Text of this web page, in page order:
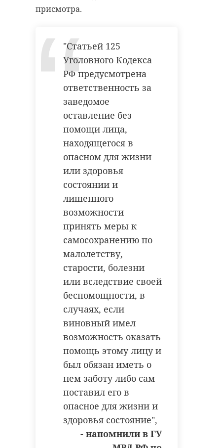
присмотра.
"Статьей 125
Уголовного Кодекса
РФ предусмотрена
ответственность за
заведомое
оставление без
помощи лица,
находящегося в
опасном для жизни
или здоровья
состоянии и
лишенного
возможности
принять меры к
самосохранению по
малолетству,
старости, болезни
или вследствие своей
беспомощности, в
случаях, если
виновный имел
возможность оказать
помощь этому лицу и
был обязан иметь о
нем заботу либо сам
поставил его в
опасное для жизни и
здоровья состояние",
- напомнили в ГУ